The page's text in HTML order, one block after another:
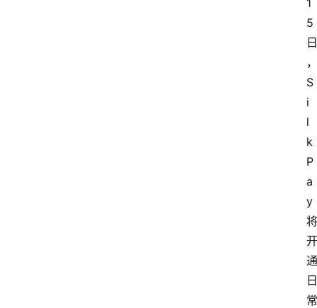
1
5
日
，
S
i
l
k
P
a
y
将
开
通
日
常